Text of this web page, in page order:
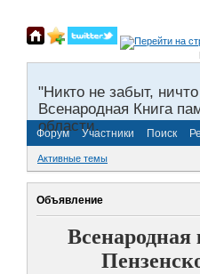
"Никто не забыт,
Всенародная Книга
области.
Форум Участники Поиск
Активные темы
Объявление